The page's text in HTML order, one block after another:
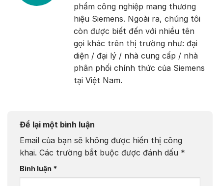
phẩm công nghiệp mang thương
hiệu Siemens. Ngoài ra, chúng tôi
còn được biết đến với nhiều tên
gọi khác trên thị trường như: đại
diện / đại lý / nhà cung cấp / nhà
phân phối chính thức của Siemens
tại Việt Nam.
Để lại một bình luận
Email của bạn sẽ không được hiển thị công
khai. Các trường bắt buộc được đánh dấu *
Bình luận *